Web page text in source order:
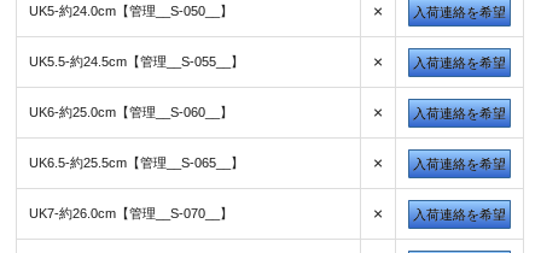
UK5-約24.0cm【管理__S-050__】 × 入荷連絡を希望
UK5.5-約24.5cm【管理__S-055__】 × 入荷連絡を希望
UK6-約25.0cm【管理__S-060__】 × 入荷連絡を希望
UK6.5-約25.5cm【管理__S-065__】 × 入荷連絡を希望
UK7-約26.0cm【管理__S-070__】 × 入荷連絡を希望